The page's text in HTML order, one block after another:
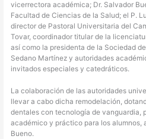
vicerrectora académica; Dr. Salvador
Facultad de Ciencias de la Salud; el P.
director de Pastoral Universitaria del
Tovar, coordinador titular de la
así como la presidenta de la Sociedad
Sedano Martínez y autoridades
invitados especiales y catedráticos.
La colaboración de las autoridades
llevar a cabo dicha remodelación,
dentales con tecnología de vanguardia,
académico y práctico para los alumnos,
Bueno.